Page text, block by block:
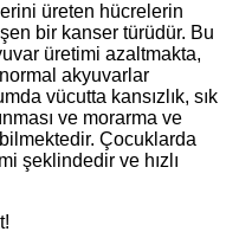
üreten hücrelerin
bir kanser türüdür. Bu
üretimi azaltmakta,
akyuvarlar
vücutta kansızlık, sık
ve morarma ve
Çocuklarda
şeklindedir ve hızlı